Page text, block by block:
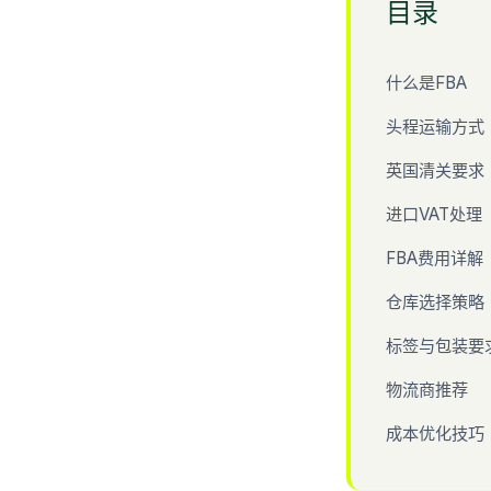
目录
什么是FBA
头程运输方式
英国清关要求
进口VAT处理
FBA费用详解
仓库选择策略
标签与包装要
物流商推荐
成本优化技巧